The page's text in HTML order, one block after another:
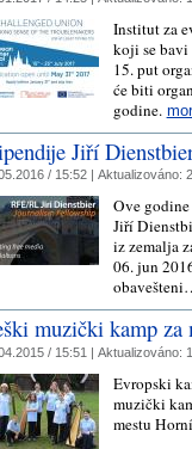
Institut za
koji se
15. put
će biti
godine.
Jiří
/ 15:52 | Aktualizováno:
Ove
Jiří
iz zemalja
06. jun
muzički kamp za
/ 15:51 | Aktualizováno:
Evropski
muzički
mestu